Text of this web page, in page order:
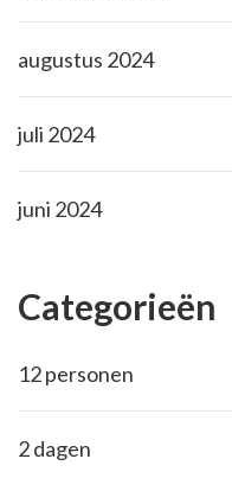
augustus 2024
juli 2024
juni 2024
Categorieën
12 personen
2 dagen